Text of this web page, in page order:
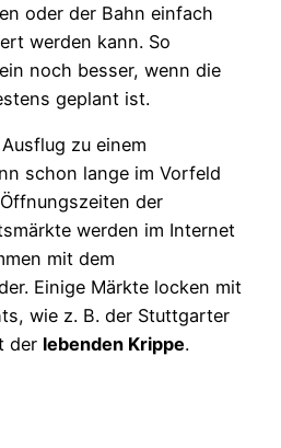
oder der Bahn einfach
werden kann. So
noch besser, wenn die
geplant ist.
zu einem
schon lange im Vorfeld
der
werden im Internet
mit dem
Einige Märkte locken mit
wie z. B. der Stuttgarter
der lebenden Krippe.